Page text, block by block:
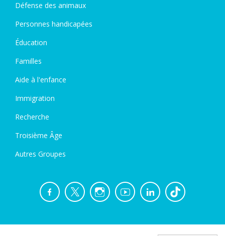
Défense des animaux
Personnes handicapées
Éducation
Familles
Aide à l'enfance
Immigration
Recherche
Troisième Âge
Autres Groupes